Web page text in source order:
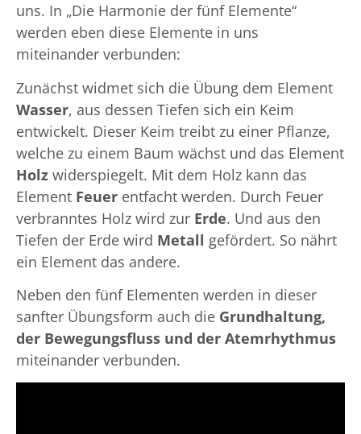
uns. In „Die Harmonie der fünf Elemente“
werden eben diese Elemente in uns
miteinander verbunden:
Zunächst widmet sich die Übung dem Element
Wasser, aus dessen Tiefen sich ein Keim
entwickelt. Dieser Keim treibt zu einer Pflanze,
welche zu einem Baum wächst und das Element
Holz widerspiegelt. Mit dem Holz kann das
Element Feuer entfacht werden. Durch Feuer
verbranntes Holz wird zur Erde. Und aus den
Tiefen der Erde wird Metall gefördert. So nährt
ein Element das andere.
Neben den fünf Elementen werden in dieser
sanfter Übungsform auch die Grundhaltung,
der Bewegungsfluss und der Atemrhythmus
miteinander verbunden.